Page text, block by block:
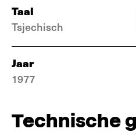
Taal
Tsjechisch
Jaar
1977
Technische